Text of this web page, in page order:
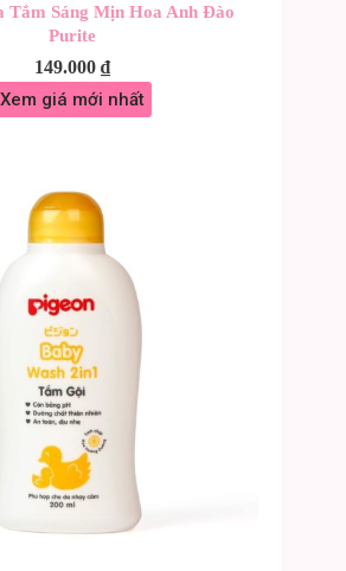
Tắm Sáng Mịn Hoa Anh Đào
Purite
149.000₫
Xem giá mới nhất